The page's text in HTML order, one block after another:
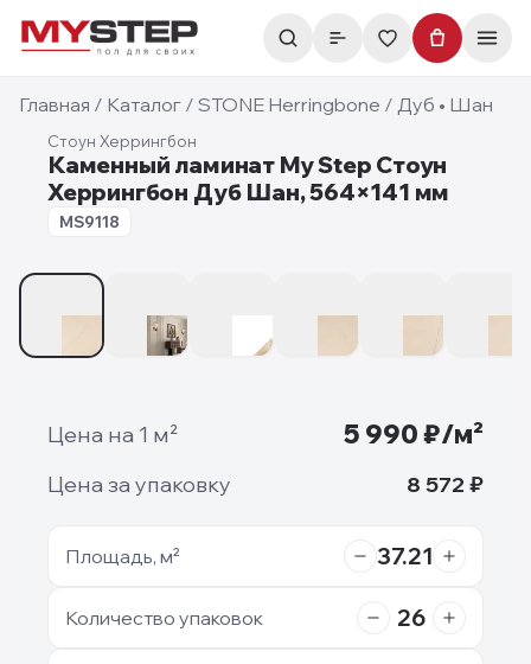
Главная / Каталог / STONE Herringbone / Дуб • Шан
8 мм
Стоун Херрингбон
Каменный ламинат My Step Стоун
Херрингбон Дуб Шан, 564×141 мм
MS9118
Цена на 1 м² 5 990₽/м²
Цена за упаковку 8 572 ₽
Площадь, м² 37.21
Количество упаковок 26